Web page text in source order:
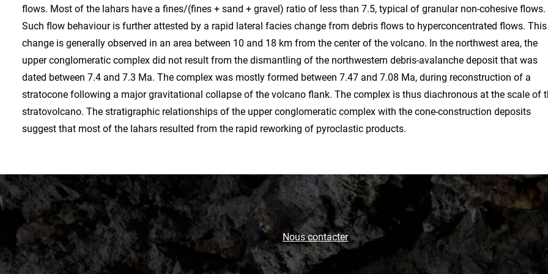
flows. Most of the lahars have a fines/(fines + sand + gravel) ratio of less than 7.5, typical of granular non-cohesive flows.
Such flow behaviour is further attested by a rapid lateral facies change from debris flows to hyperconcentrated flows. This
change is generally observed in an area between 10 and 18 km from the center of the volcano. In the northwest area, the
upper conglomeratic complex did not result from the dismantling of the northwestern debris-avalanche deposit that was
dated between 7.4 and 7.3 Ma. The complex was mostly formed between 7.47 and 7.08 Ma, during reconstruction of a
stratocone following a major gravitational collapse of the volcano flank. The complex is thus diachronous at the scale of
stratovolcano. The stratigraphic relationships of the upper conglomeratic complex with the cone-construction deposits
suggest that most of the lahars resulted from the rapid reworking of pyroclastic products.
Nous contacter